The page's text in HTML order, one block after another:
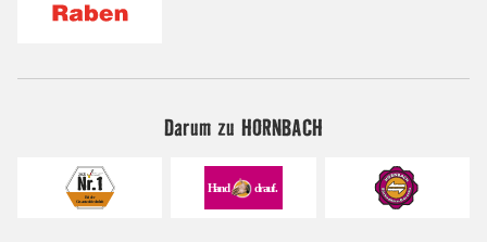
Darum zu HORNBACH